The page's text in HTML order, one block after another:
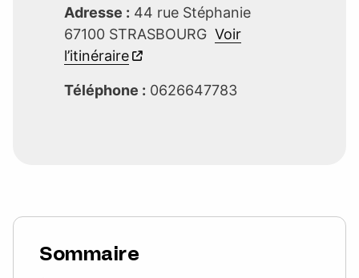
Adresse : 44 rue Stéphanie
67100 STRASBOURG Voir
l’itinéraire
Téléphone : 0626647783
Sommaire